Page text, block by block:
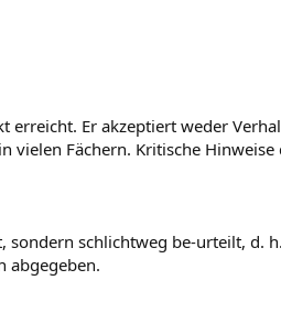
erreicht. Er akzeptiert weder
vielen Fächern. Kritische Hinweise
sondern schlichtweg be-urteilt, d.
abgegeben.